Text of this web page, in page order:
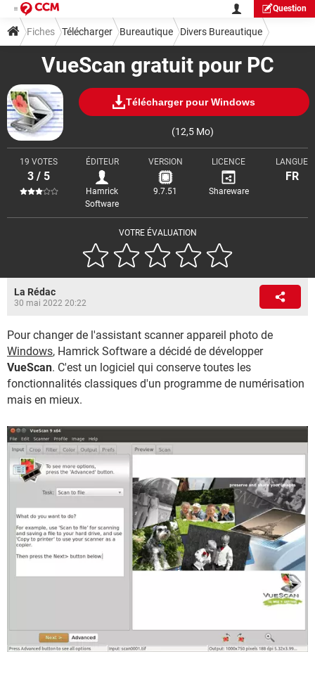
Question
VueScan gratuit pour PC
Télécharger pour Windows
(12,5 Mo)
VOTRE ÉVALUATION
19 VOTES
3 / 5
ÉDITEUR
Hamrick
Software
VERSION
9.7.51
LICENCE
Shareware
LANGUE
FR
Fiches Télécharger Bureautique Divers Bureautique
La Rédac
30 mai 2022 20:22
Pour changer de l'assistant scanner appareil photo de
Windows, Hamrick Software a décidé de développer
VueScan. C'est un logiciel qui conserve toutes les
fonctionnalités classiques d'un programme de numérisation
mais en mieux.